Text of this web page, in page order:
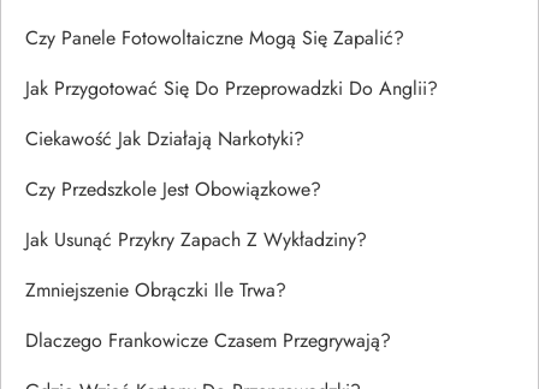
Czy Panele Fotowoltaiczne Mogą Się Zapalić?
Jak Przygotować Się Do Przeprowadzki Do Anglii?
Ciekawość Jak Działają Narkotyki?
Czy Przedszkole Jest Obowiązkowe?
Jak Usunąć Przykry Zapach Z Wykładziny?
Zmniejszenie Obrączki Ile Trwa?
Dlaczego Frankowicze Czasem Przegrywają?